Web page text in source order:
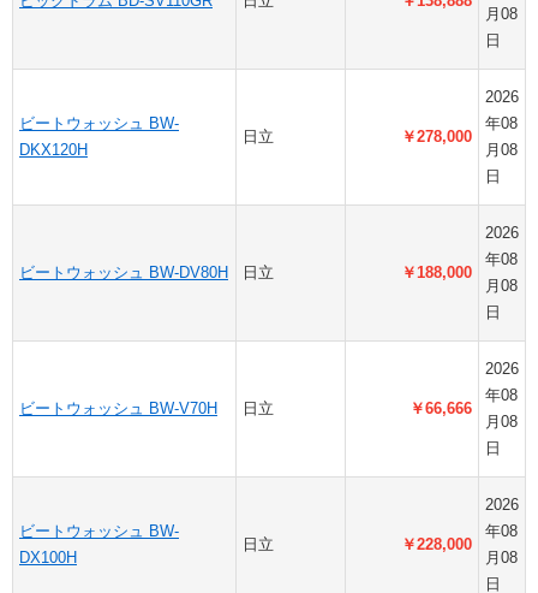
月08
日
ビートウォッシュ BW-
DKX120H
日立 ￥278,000
2026
年08
月08
日
ビートウォッシュ BW-DV80H 日立 ￥188,000
2026
年08
月08
日
ビートウォッシュ BW-V70H 日立 ￥66,666
2026
年08
月08
日
ビートウォッシュ BW-
DX100H
日立 ￥228,000
2026
年08
月08
日